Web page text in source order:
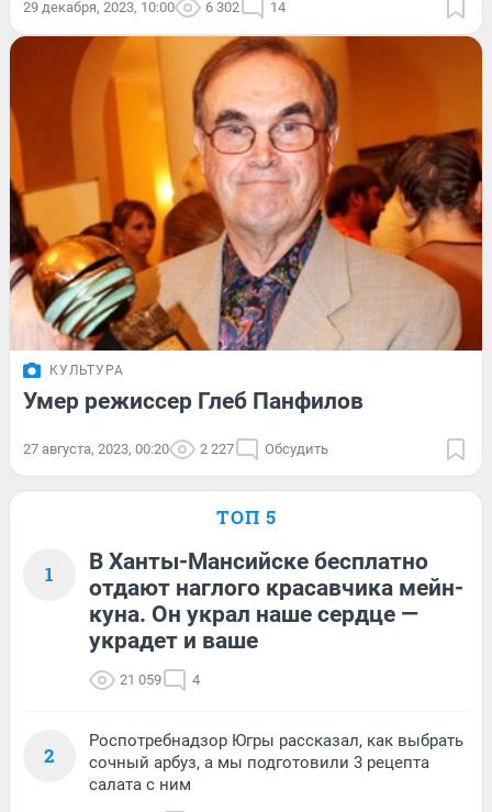
29 декабря, 2023, 10:00 6 302 14
КУЛЬТУРА
Умер режиссер Глеб Панфилов
27 августа, 2023, 00:20 2 227 Обсудить
ТОП 5
1
В Ханты-Мансийске бесплатно
отдают наглого красавчика мейн-
куна. Он украл наше сердце —
украдет и ваше
21 059 4
2
Роспотребнадзор Югры рассказал, как выбрать
сочный арбуз, а мы подготовили 3 рецепта
салата с ним